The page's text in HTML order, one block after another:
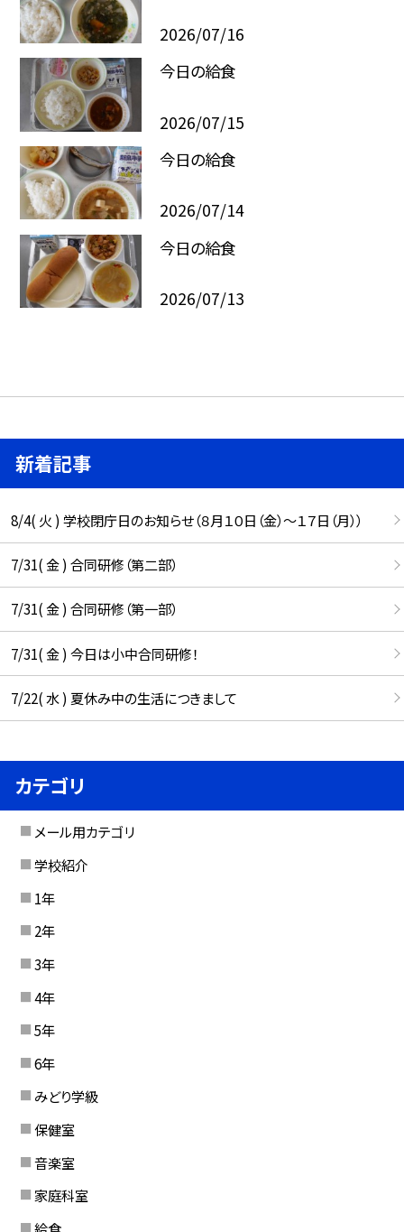
2026/07/16
今日の給食
2026/07/15
今日の給食
2026/07/14
今日の給食
2026/07/13
新着記事
8/4( 火 ) 学校閉庁日のお知らせ（８月１０日（金）～１７日（月））
7/31( 金 ) 合同研修（第二部）
7/31( 金 ) 合同研修（第一部）
7/31( 金 ) 今日は小中合同研修！
7/22( 水 ) 夏休み中の生活につきまして
カテゴリ
メール用カテゴリ
学校紹介
1年
2年
3年
4年
5年
6年
みどり学級
保健室
音楽室
家庭科室